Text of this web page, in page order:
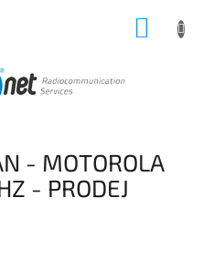
- MOTOROLA
- PRODEJ